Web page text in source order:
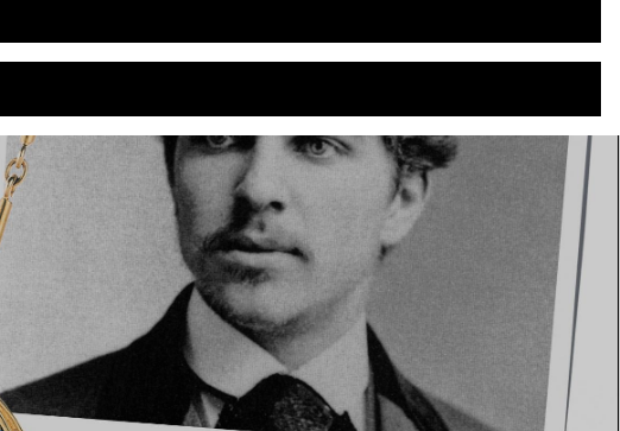
Elsa Peretti®
Come scegliere il tuo anello di